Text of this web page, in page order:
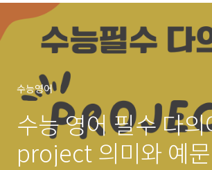
수능영어
수능 영어 필수 다의
project 의미와 예문